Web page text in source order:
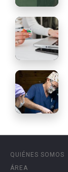
QUIÉNES SOMOS
ÁREA